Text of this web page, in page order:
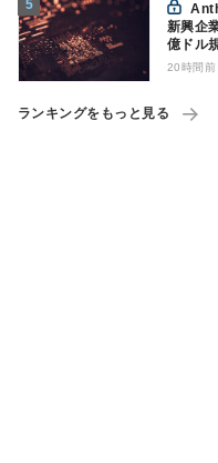
Anthropic、AIクラウド
新興企
億ドル
20時間前
ランキングをもっと見る